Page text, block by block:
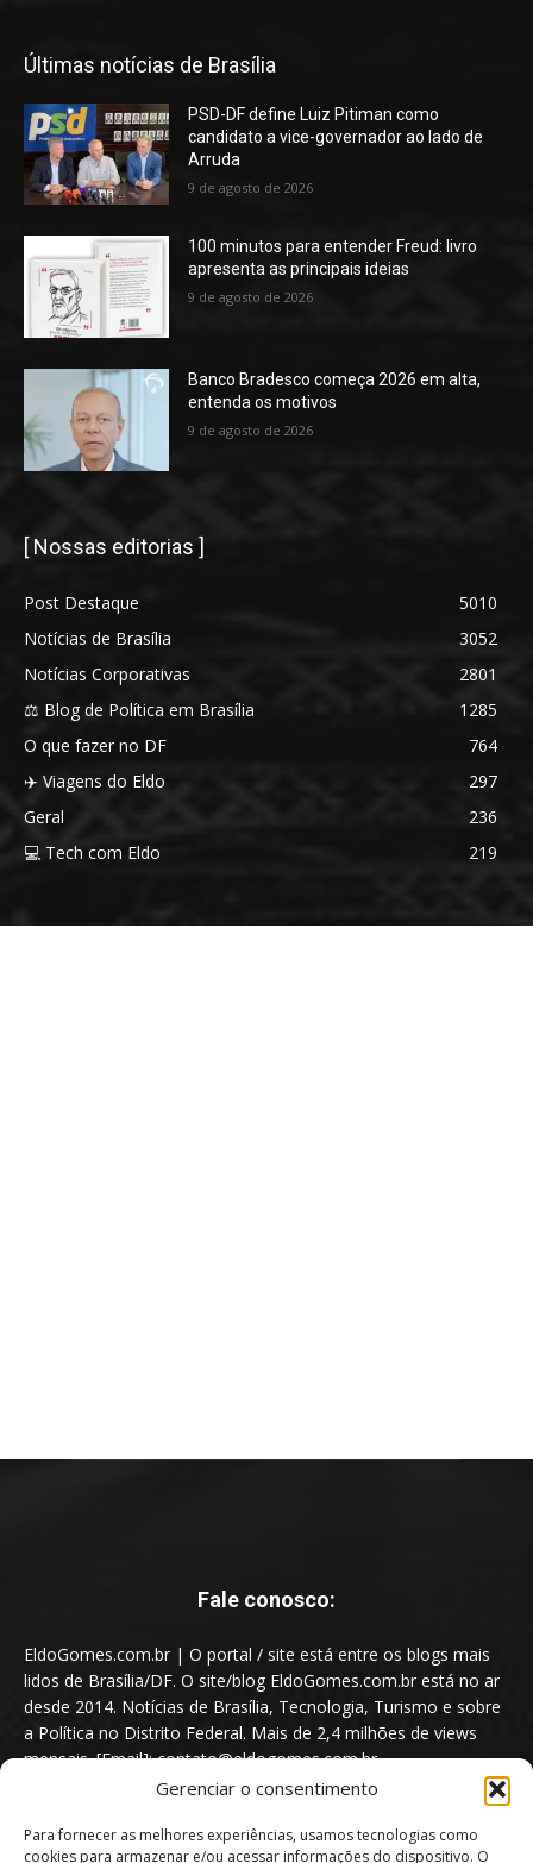
Gerenciar o consentimento
Para fornecer as melhores experiências, usamos tecnologias como
cookies para armazenar e/ou acessar informações do dispositivo. O
Últimas notícias de Brasília
PSD-DF define Luiz Pitiman como
candidato a vice-governador ao lado de
Arruda
9 de agosto de 2026
100 minutos para entender Freud: livro
apresenta as principais ideias
9 de agosto de 2026
Banco Bradesco começa 2026 em alta,
entenda os motivos
9 de agosto de 2026
[ Nossas editorias ]
Post Destaque
5010
Notícias de Brasília
3052
Notícias Corporativas
2801
⚖️ Blog de Política em Brasília
1285
O que fazer no DF
764
✈️ Viagens do Eldo
297
Geral
236
💻 Tech com Eldo
219
Fale conosco:
EldoGomes.com.br | O portal / site está entre os blogs mais
lidos de Brasília/DF. O site/blog EldoGomes.com.br está no ar
desde 2014. Notícias de Brasília, Tecnologia, Turismo e sobre
a Política no Distrito Federal. Mais de 2,4 milhões de views
mensais. [Email]: contato@eldogomes.com.br